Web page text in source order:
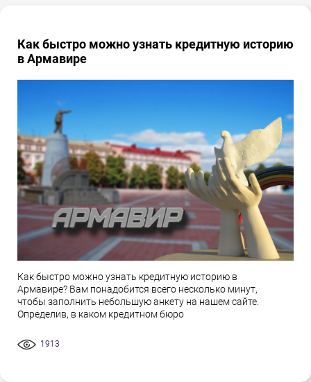
Как быстро можно узнать кредитную историю
в Армавире
Как быстро можно узнать кредитную историю в
Армавире? Вам понадобится всего несколько минут,
чтобы заполнить небольшую анкету на нашем сайте.
Определив, в каком кредитном бюро
1913